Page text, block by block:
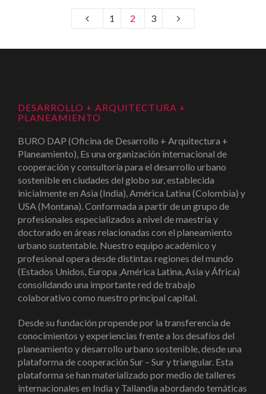
1 2 3
DESARROLLO + ARQUITECTURA +
PLANEAMIENTO
BURO DAP (Oficina de Desarrollo + Arquitectura +
Planeamiento), Es una organización internacional de
cooperación y consultoría para el desarrollo urbano
sostenible en ciudades del globo sur, establecida
inicialmente en Asia (India), América Latina (Colombia) y
USA (Montana). Conformada a partir de un grupo de
profesionales especializados a nivel de maestría y
doctorado en áreas relacionadas con el planeamiento
urbano sustentable. Nuestro equipo académico y
profesional opera desde distintas regiones del mundo
(Estados Unidos, Europa ,América Latina, Asia y África)
consolidando una importante red de trabajo
colaborativo como nuestro principal capital.
Desde su fundación propende por la transferencia de
conocimientos y experiencias frente a los desafíos del
planeamiento y desarrollo urbano sostenible, desde una
plataforma de cooperación Sur – Sur y triangular. Esta
plataforma se han materializado por medio de talleres
internacionales en India y Tailandia abordando temáticas